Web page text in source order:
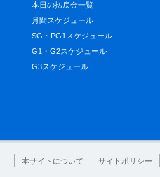
本日の払戻金一覧
月間スケジュール
SG・PG1スケジュール
G1・G2スケジュール
G3スケジュール
本サイトについて サイトポリシー